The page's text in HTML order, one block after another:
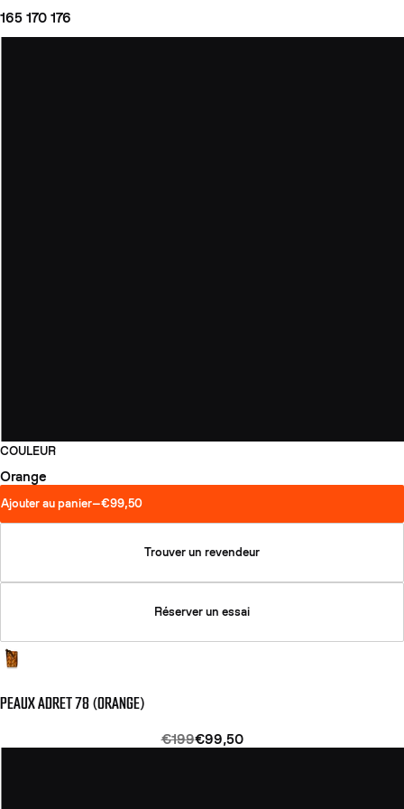
165 170 176
COULEUR
Orange
Ajouter au panier—€99,50
Trouver un revendeur
Réserver un essai
PEAUX ADRET 78 (ORANGE)
€199€99,50